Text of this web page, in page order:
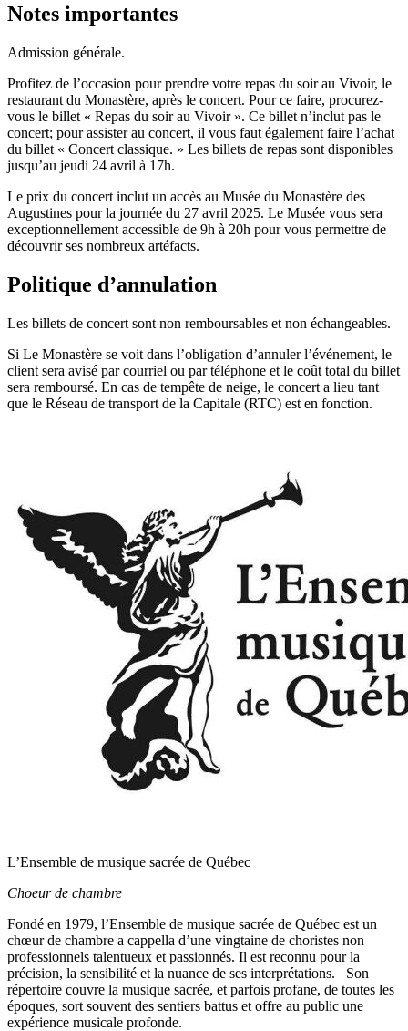
Notes importantes
Admission générale.
Profitez de l’occasion pour prendre votre repas du soir au Vivoir, le
restaurant du Monastère, après le concert. Pour ce faire, procurez-
vous le billet « Repas du soir au Vivoir ». Ce billet n’inclut pas le
concert; pour assister au concert, il vous faut également faire l’achat
du billet « Concert classique. » Les billets de repas sont disponibles
jusqu’au jeudi 24 avril à 17h.
Le prix du concert inclut un accès au Musée du Monastère des
Augustines pour la journée du 27 avril 2025. Le Musée vous sera
exceptionnellement accessible de 9h à 20h pour vous permettre de
découvrir ses nombreux artéfacts.
Politique d’annulation
Les billets de concert sont non remboursables et non échangeables.
Si Le Monastère se voit dans l’obligation d’annuler l’événement, le
client sera avisé par courriel ou par téléphone et le coût total du billet
sera remboursé. En cas de tempête de neige, le concert a lieu tant
que le Réseau de transport de la Capitale (RTC) est en fonction.
L’Ensemble de musique sacrée de Québec
Choeur de chambre
Fondé en 1979, l’Ensemble de musique sacrée de Québec est un
chœur de chambre a cappella d’une vingtaine de choristes non
professionnels talentueux et passionnés. Il est reconnu pour la
précision, la sensibilité et la nuance de ses interprétations.
Son
répertoire couvre la musique sacrée, et parfois profane, de toutes les
époques, sort souvent des sentiers battus et offre au public une
expérience musicale profonde.